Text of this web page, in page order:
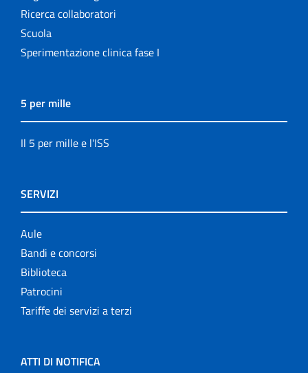
Ricerca collaboratori
Scuola
Sperimentazione clinica fase I
5 per mille
Il 5 per mille e l'ISS
SERVIZI
Aule
Bandi e concorsi
Biblioteca
Patrocini
Tariffe dei servizi a terzi
ATTI DI NOTIFICA